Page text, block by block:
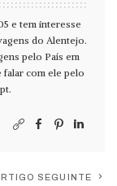
e tem interesse
do Alentejo.
pelo País em
falar com ele pelo
.
SEGUINTE